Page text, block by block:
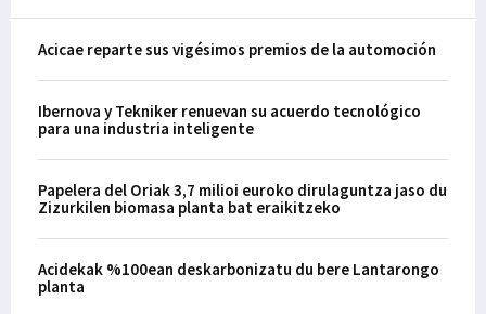
Acicae reparte sus vigésimos premios de la automoción
Ibernova y Tekniker renuevan su acuerdo tecnológico
para una industria inteligente
Papelera del Oriak 3,7 milioi euroko dirulaguntza jaso du
Zizurkilen biomasa planta bat eraikitzeko
Acidekak %100ean deskarbonizatu du bere Lantarongo
planta